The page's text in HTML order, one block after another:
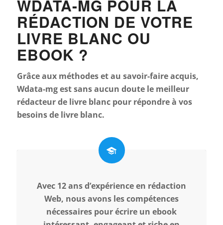
WDATA-MG POUR LA
RÉDACTION DE VOTRE
LIVRE BLANC OU
EBOOK ?
Grâce aux méthodes et au savoir-faire acquis,
Wdata-mg est sans aucun doute le meilleur
rédacteur de livre blanc pour répondre à vos
besoins de livre blanc.
Avec 12 ans d’expérience en rédaction
Web, nous avons les compétences
nécessaires pour écrire un ebook